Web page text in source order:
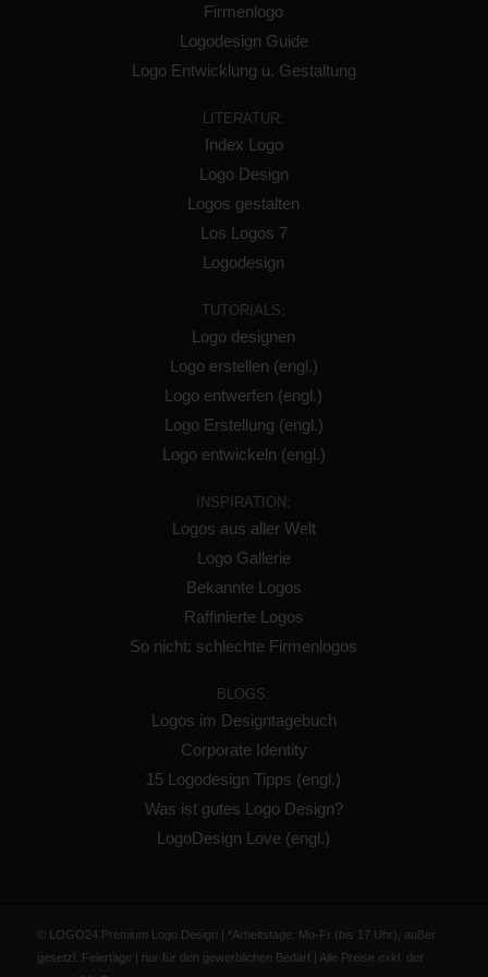
Firmenlogo
Logodesign Guide
Logo Entwicklung u. Gestaltung
LITERATUR:
Index Logo
Logo Design
Logos gestalten
Los Logos 7
Logodesign
TUTORIALS:
Logo designen
Logo erstellen (engl.)
Logo entwerfen (engl.)
Logo Erstellung (engl.)
Logo entwickeln (engl.)
INSPIRATION:
Logos aus aller Welt
Logo Gallerie
Bekannte Logos
Raffinierte Logos
So nicht: schlechte Firmenlogos
BLOGS:
Logos im Designtagebuch
Corporate Identity
15 Logodesign Tipps (engl.)
Was ist gutes Logo Design?
LogoDesign Love (engl.)
© LOGO24 Premium Logo Design | *Arbeitstage: Mo-Fr (bis 17 Uhr), außer
gesetzl. Feiertage | nur für den gewerblichen Bedarf | Alle Preise exkl. der